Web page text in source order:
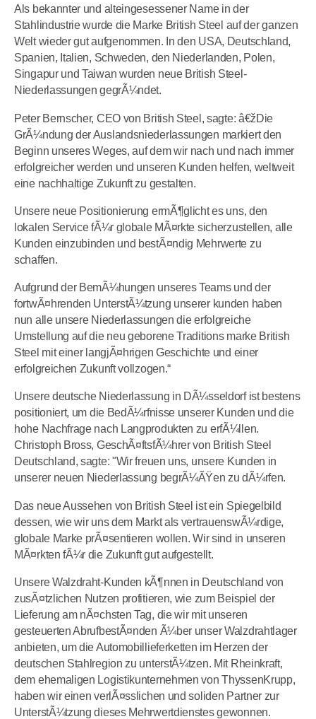
Als bekannter und alteingesessener Name in der
Stahlindustrie wurde die Marke British Steel auf der ganzen
Welt wieder gut aufgenommen. In den USA, Deutschland,
Spanien, Italien, Schweden, den Niederlanden, Polen,
Singapur und Taiwan wurden neue British Steel-
Niederlassungen gegrÃ¼ndet.
Peter Bernscher, CEO von British Steel, sagte: â€žDie
GrÃ¼ndung der Auslandsniederlassungen markiert den
Beginn unseres Weges, auf dem wir nach und nach immer
erfolgreicher werden und unseren Kunden helfen, weltweit
eine nachhaltige Zukunft zu gestalten.
Unsere neue Positionierung ermÃ¶glicht es uns, den
lokalen Service fÃ¼r globale MÃ¤rkte sicherzustellen, alle
Kunden einzubinden und bestÃ¤ndig Mehrwerte zu
schaffen.
Aufgrund der BemÃ¼hungen unseres Teams und der
fortwÃ¤hrenden UnterstÃ¼tzung unserer kunden haben
nun alle unsere Niederlassungen die erfolgreiche
Umstellung auf die neu geborene Traditions marke British
Steel mit einer langjÃ¤hrigen Geschichte und einer
erfolgreichen Zukunft vollzogen.“
Unsere deutsche Niederlassung in DÃ¼sseldorf ist bestens
positioniert, um die BedÃ¼rfnisse unserer Kunden und die
hohe Nachfrage nach Langprodukten zu erfÃ¼llen.
Christoph Bross, GeschÃ¤ftsfÃ¼hrer von British Steel
Deutschland, sagte: "Wir freuen uns, unsere Kunden in
unserer neuen Niederlassung begrÃ¼ÃŸen zu dÃ¼rfen.
Das neue Aussehen von British Steel ist ein Spiegelbild
dessen, wie wir uns dem Markt als vertrauenswÃ¼rdige,
globale Marke prÃ¤sentieren wollen. Wir sind in unseren
MÃ¤rkten fÃ¼r die Zukunft gut aufgestellt.
Unsere Walzdraht-Kunden kÃ¶nnen in Deutschland von
zusÃ¤tzlichen Nutzen profitieren, wie zum Beispiel der
Lieferung am nÃ¤chsten Tag, die wir mit unseren
gesteuerten AbrufbestÃ¤nden Ã¼ber unser Walzdrahtlager
anbieten, um die Automobillieferketten im Herzen der
deutschen Stahlregion zu unterstÃ¼tzen. Mit Rheinkraft,
dem ehemaligen Logistikunternehmen von ThyssenKrupp,
haben wir einen verlÃ¤sslichen und soliden Partner zur
UnterstÃ¼tzung dieses Mehrwertdienstes gewonnen.